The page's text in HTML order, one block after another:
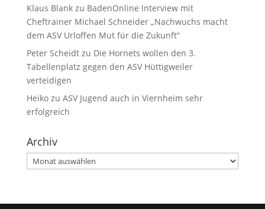
Klaus Blankzu BadenOnline Interview mit
Cheftrainer Michael Schneider „Nachwuchs macht
dem ASV Urloffen Mut für die Zukunft“
Peter Scheidtzu Die Hornets wollen den 3.
Tabellenplatz gegen den ASV Hüttigweiler
verteidigen
Heikozu ASV Jugend auch in Viernheim sehr
erfolgreich
Archiv
Archiv